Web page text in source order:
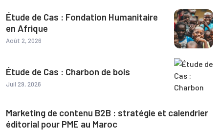
Étude de Cas : Fondation Humanitaire
en Afrique
Août 2, 2026
Étude de Cas : Charbon de bois
Juil 29, 2026
Marketing de contenu B2B : stratégie et calendrier
éditorial pour PME au Maroc